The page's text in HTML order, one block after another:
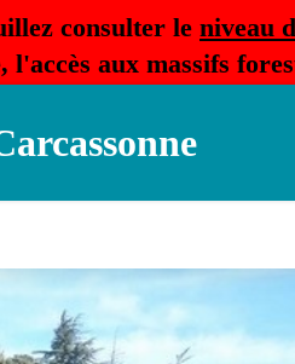
consulter le niveau
l'accès aux massifs